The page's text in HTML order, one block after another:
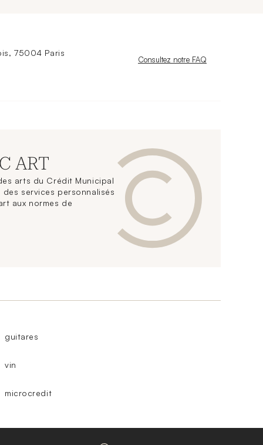
75004 Paris
Nouvelle fenêtre
Consultez notre FAQ
ART
arts du Crédit Municipal
services personnalisés
aux normes de
guitares
vin
microcredit